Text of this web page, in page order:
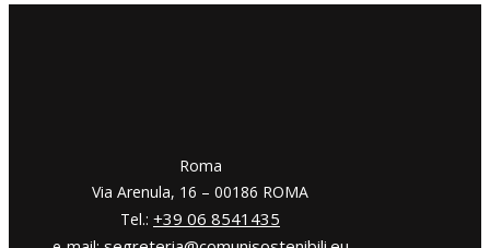
​​Roma
Via Arenula, 16 – 00186 ROMA
Tel.: +39 06 8541435